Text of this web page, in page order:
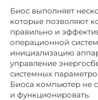
Биос выполняет
которые позволяют
правильно и
операционной
инициализацию
управление
системных
Биоса компьютер не
и функционировать.